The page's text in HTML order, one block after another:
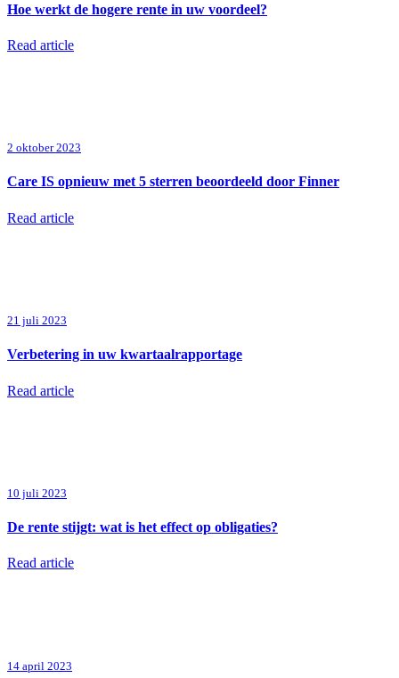
Hoe werkt de hogere rente in uw voordeel?
Read article
2 oktober 2023
Care IS opnieuw met 5 sterren beoordeeld door Finner
Read article
21 juli 2023
Verbetering in uw kwartaalrapportage
Read article
10 juli 2023
De rente stijgt: wat is het effect op obligaties?
Read article
14 april 2023